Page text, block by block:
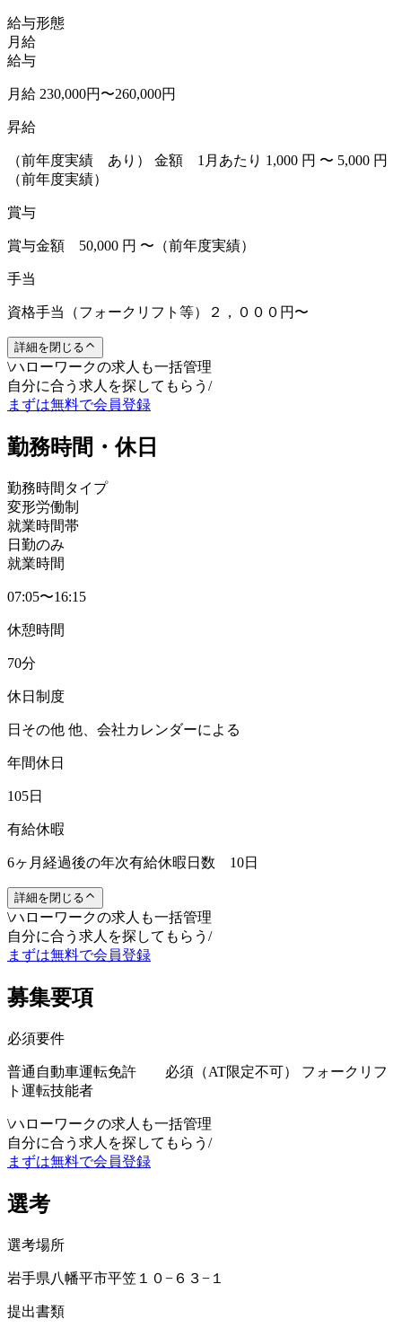
給与形態
月給
給与
月給 230,000円〜260,000円
昇給
（前年度実績 あり） 金額 1月あたり 1,000 円 〜 5,000 円
（前年度実績）
賞与
賞与金額 50,000 円 〜（前年度実績）
手当
資格手当（フォークリフト等）２，０００円〜
詳細を閉じる
\ハローワークの求人も一括管理
自分に合う求人を探してもらう /
まずは無料で会員登録
勤務時間・休日
勤務時間タイプ
変形労働制
就業時間帯
日勤のみ
就業時間
07:05〜16:15
休憩時間
70分
休日制度
日その他 他、会社カレンダーによる
年間休日
105日
有給休暇
6ヶ月経過後の年次有給休暇日数 10日
詳細を閉じる
\ハローワークの求人も一括管理
自分に合う求人を探してもらう /
まずは無料で会員登録
募集要項
必須要件
普通自動車運転免許 必須（AT限定不可） フォークリフ
ト運転技能者
\ハローワークの求人も一括管理
自分に合う求人を探してもらう /
まずは無料で会員登録
選考
選考場所
岩手県八幡平市平笠１０−６３−１
提出書類